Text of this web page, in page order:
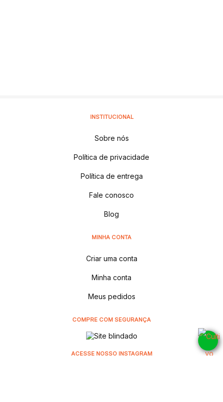
INSTITUCIONAL
Sobre nós
Política de privacidade
Política de entrega
Fale conosco
Blog
MINHA CONTA
Criar uma conta
Minha conta
Meus pedidos
COMPRE COM SEGURANÇA
ACESSE NOSSO INSTAGRAM